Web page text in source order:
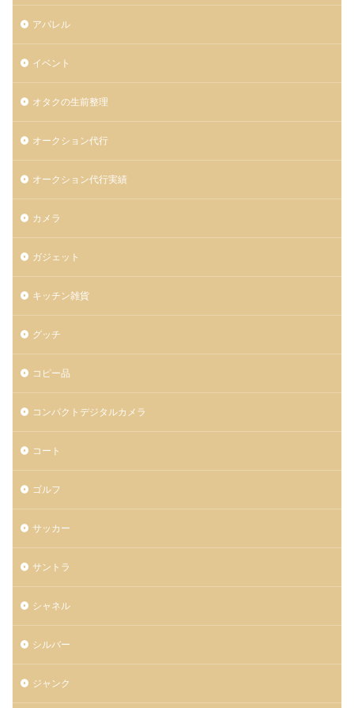
アパレル
イベント
オタクの生前整理
オークション代行
オークション代行実績
カメラ
ガジェット
キッチン雑貨
グッチ
コピー品
コンパクトデジタルカメラ
コート
ゴルフ
サッカー
サントラ
シャネル
シルバー
ジャンク